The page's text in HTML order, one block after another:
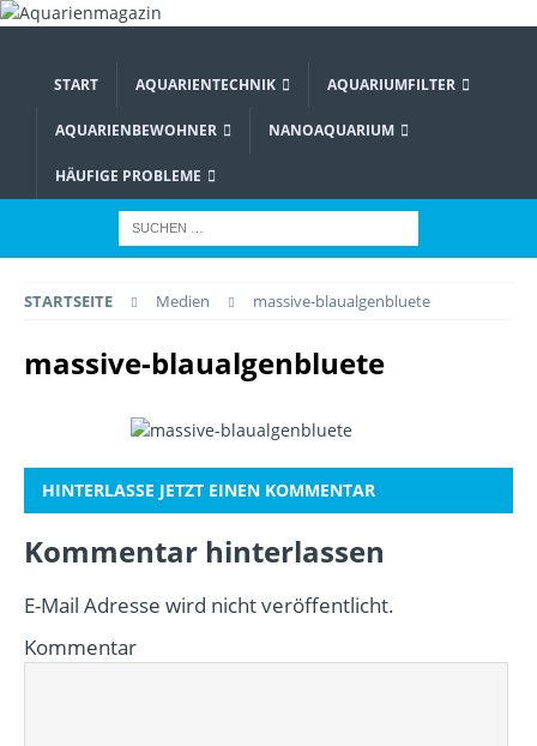
START AQUARIENTECHNIK AQUARIUMFILTER
AQUARIENBEWOHNER NANOAQUARIUM
HÄUFIGE PROBLEME
STARTSEITE Medien massive-blaualgenbluete
massive-blaualgenbluete
HINTERLASSE JETZT EINEN KOMMENTAR
Kommentar hinterlassen
E-Mail Adresse wird nicht veröffentlicht.
Kommentar